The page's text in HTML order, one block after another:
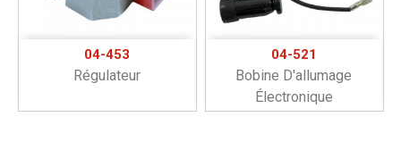
04-453
Régulateur
04-521
Bobine D'allumage
Électronique